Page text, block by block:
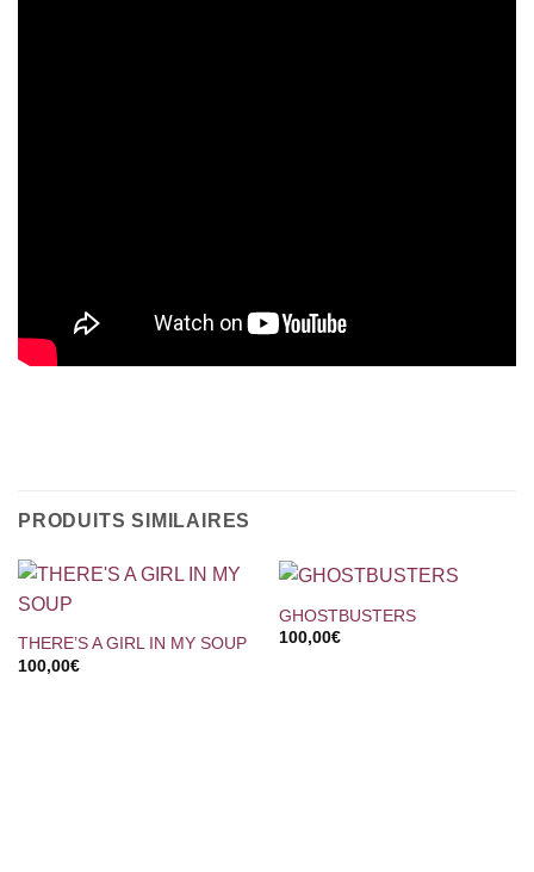
PRODUITS SIMILAIRES
THERE’S A GIRL IN MY SOUP
100,00€
GHOSTBUSTERS
100,00€